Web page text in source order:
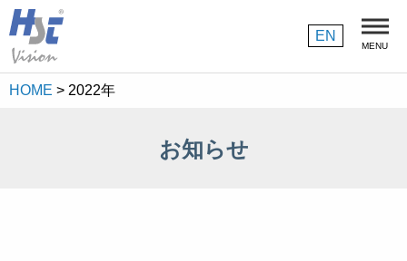
MENU
EN
HOME > 2022年
お知らせ